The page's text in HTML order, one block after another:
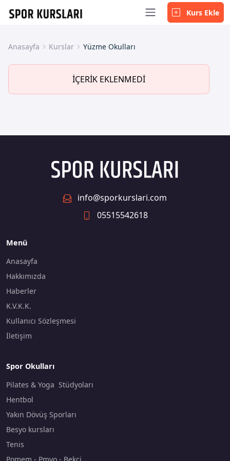
Kurs Ekle
Anasayfa Kurslar Yüzme Okulları
İÇERİK EKLENMEDİ
info@sporkurslari.com
05515542618
Menü
Anasayfa
Hakkımızda
Haberler
K.V.K.K.
Kullanıcı Sözleşmesi
İletişim
Spor Okulları
Pilates & Yoga Stüdyoları
Hentbol
Yakın Dövüş Sporları
Besyo kursları
Tenis